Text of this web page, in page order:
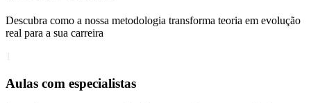
Descubra como a nossa metodologia transforma teoria em evolução
real para a sua carreira​
Aulas com especialistas